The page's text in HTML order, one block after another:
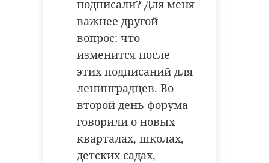
подписали? Для меня
важнее другой
вопрос: что
изменится после
этих подписаний для
ленинградцев. Во
второй день форума
говорили о новых
кварталах, школах,
детских садах,